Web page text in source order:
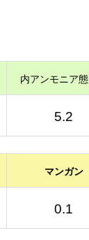
内アンモニア
5.2
マンガン
0.1